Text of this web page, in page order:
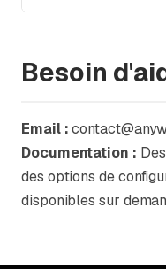
Besoin
Email :
Documentation :
des options de
disponibles sur